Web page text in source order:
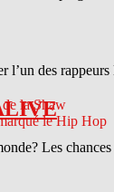
l’un des
Les